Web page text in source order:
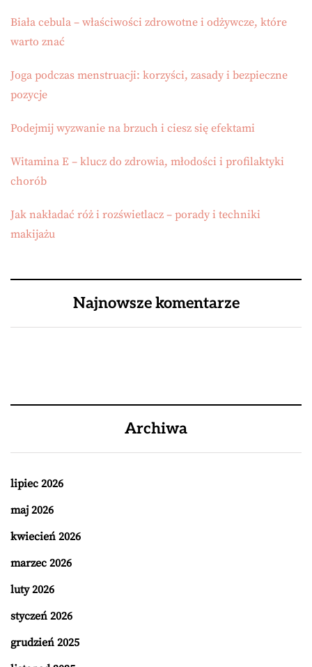
Biała cebula – właściwości zdrowotne i odżywcze, które
warto znać
Joga podczas menstruacji: korzyści, zasady i bezpieczne
pozycje
Podejmij wyzwanie na brzuch i ciesz się efektami
Witamina E – klucz do zdrowia, młodości i profilaktyki
chorób
Jak nakładać róż i rozświetlacz – porady i techniki
makijażu
Najnowsze komentarze
Archiwa
lipiec 2026
maj 2026
kwiecień 2026
marzec 2026
luty 2026
styczeń 2026
grudzień 2025